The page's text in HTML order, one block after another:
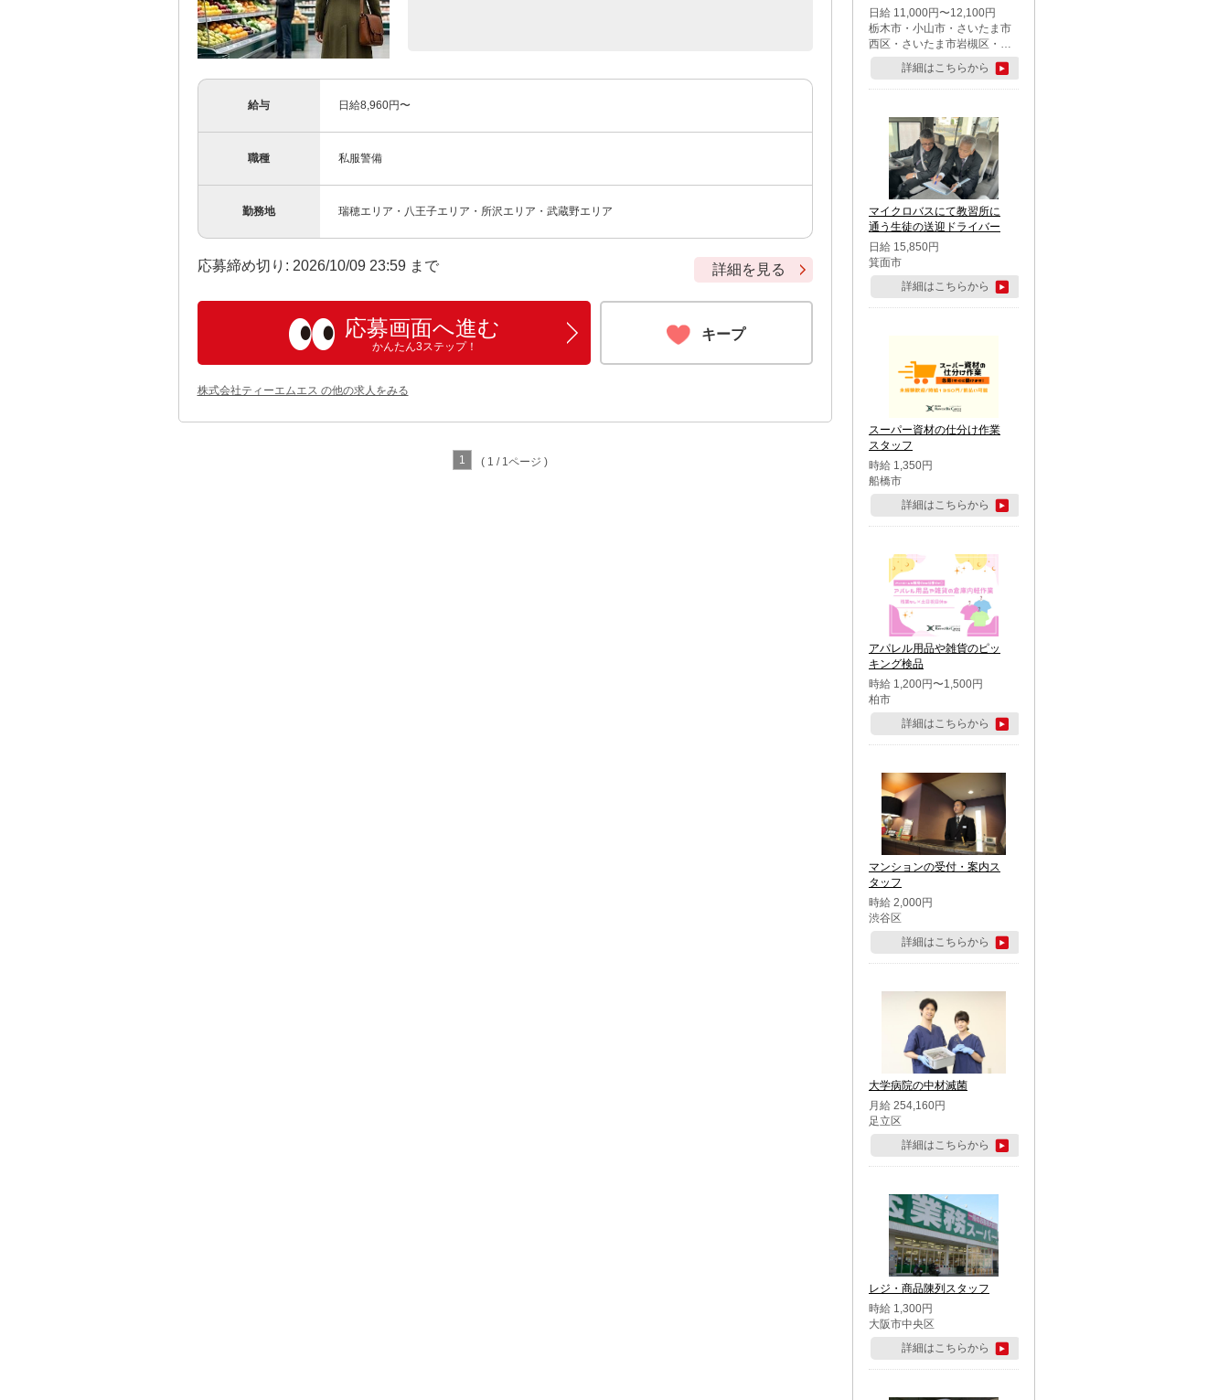
給与 日給8,960円〜
職種 私服警備
勤務地 瑞穂エリア・八王子エリア・所沢エリア・武蔵野エリア
応募締め切り: 2026/10/09 23:59 まで 詳細を見る
応募画面へ進む
かんたん3ステップ！
キープ
株式会社ティーエムエス の他の求人をみる
1 ( 1 / 1ページ )
日給 11,000円〜12,100円
栃木市・小山市・さいたま市
西区・さいたま市岩槻区・久
喜市・蓮田市
詳細はこちらから
マイクロバスにて教習所に
通う生徒の送迎ドライバー
日給 15,850円
箕面市
詳細はこちらから
スーパー資材の仕分け作業
スタッフ
時給 1,350円
船橋市
詳細はこちらから
アパレル用品や雑貨のピッ
キング検品
時給 1,200円〜1,500円
柏市
詳細はこちらから
マンションの受付・案内ス
タッフ
時給 2,000円
渋谷区
詳細はこちらから
大学病院の中材滅菌
月給 254,160円
足立区
詳細はこちらから
レジ・商品陳列スタッフ
時給 1,300円
大阪市中央区
詳細はこちらから